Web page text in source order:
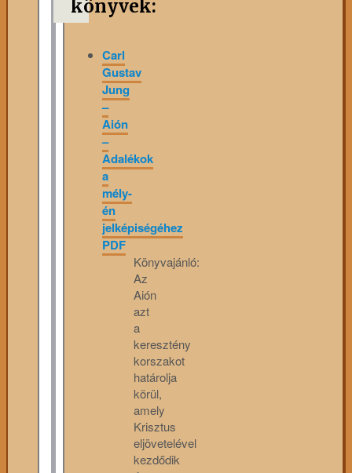
könyvek:
Carl
Gustav
Jung
–
Aión
–
Adalékok
a
mély-
én
jelképiségéhez
PDF
Könyvajánló:
Az
Aión
azt
a
keresztény
korszakot
határolja
körül,
amely
Krisztus
eljövetelével
kezdődik